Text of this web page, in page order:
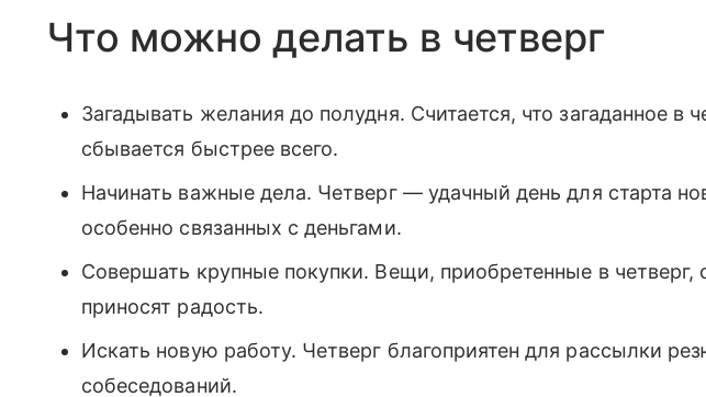
Что можно делать в четверг
Загадывать желания до полудня. Считается, что загаданное в
сбывается быстрее всего.
Начинать важные дела. Четверг — удачный день для старта
особенно связанных с деньгами.
Совершать крупные покупки. Вещи, приобретенные в четверг,
приносят радость.
Искать новую работу. Четверг благоприятен для рассылки
собеседований.